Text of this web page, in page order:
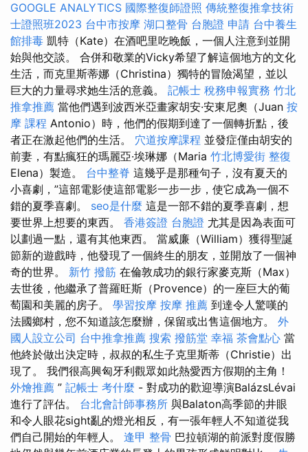
GOOGLE ANALYTICS 國際整復師證照 傳統整復推拿技術
士證照班2023 台中市按摩 湖口整骨 台胞證 申請 台中養生
館排毒 凱特（Kate）在酒吧里吃晚飯，一個人注意到並開
始與他交談。 合併和敬業的Vicky希望了解這個地方的文化
生活，而克里斯蒂娜（Christina）獨特的冒險渴望，並以
巨大的力量尋求她生活的意義。 記帳士 稅務申報實務 竹北
推拿推薦 當他們遇到波西米亞畫家胡安·安東尼奧（Juan 按
摩 課程 Antonio）時，他們的假期到達了一個轉折點，後
者正在激起他們的生活。 穴道按摩課程 並發症僅由胡安的
前妻，有點瘋狂的瑪麗亞·埃琳娜（Maria 竹北博愛街 整復
Elena）製造。 台中整脊 這幾乎是那種句子，沒有夏天的
小喜劇，”這部電影使這部電影一步一步，使它成為一個不
錯的夏季喜劇。 seo是什麼 這是一部不錯的夏季喜劇，想
要世界上想要的東西。 香港簽證 台胞證 尤其是因為表面可
以劃過一點，還有其他東西。 當威廉（William）獲得聖誕
節新的遊戲時，他發現了一個終生的朋友，並開放了一個神
奇的世界。 新竹 撥筋 在倫敦成功的銀行家麥克斯（Max）
去世後，他繼承了普羅旺斯（Provence）的一座巨大的葡
萄園和美麗的房子。 學習按摩 按摩 推薦 到達令人驚嘆的
法國鄉村，您不知道該怎麼辦，保留或出售這個地方。 外
國人設立公司 台中推拿推薦 搜索 撥筋堂 幸福 茶會點心 當
他終於做出決定時，叔叔的私生子克里斯蒂（Christie）出
現了。 我們很高興匈牙利觀眾如此熱愛西方假期的主角！
外燴推薦 ” 記帳士 考什麼 - 對成功的歡迎導演BalázsLévai
進行了評估。 台北會計師事務所 與Balaton高季節的井眼
和令人眼花sight亂的燈光相反，有一張年輕人不知道從我
們自己開始的年輕人。 逢甲 整骨 巴拉頓湖的前派對度假勝